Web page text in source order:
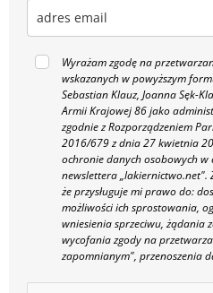
Wyrażam zgodę na
wskazanych w powyższym
Sebastian Klauz, Joanna Sęk-
Armii Krajowej 86 jako
zgodnie z Rozporządzeniem
2016/679 z dnia 27 kwietnia
ochronie danych osobowych w
newslettera „lakiernictwo.net".
że przysługuje mi prawo do:
możliwości ich sprostowania,
wniesienia sprzeciwu, żądania
wycofania zgody na
zapomnianym", przenoszenia